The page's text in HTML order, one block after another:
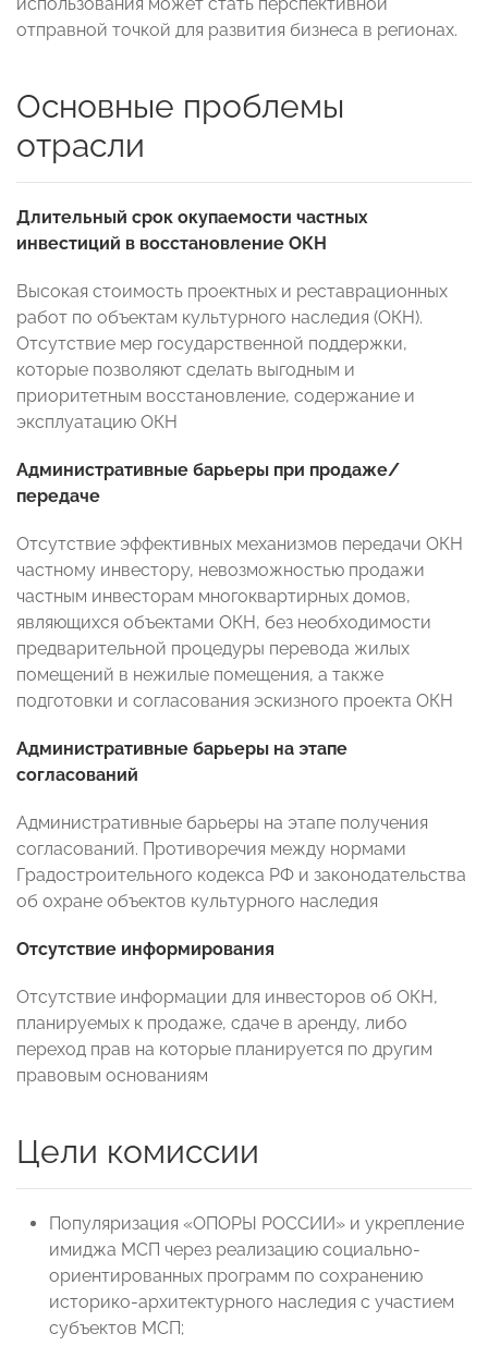
отправной точкой для развития бизнеса в регионах.
Основные проблемы
отрасли
Длительный срок окупаемости частных
инвестиций в восстановление ОКН
Высокая стоимость проектных и реставрационных
работ по объектам культурного наследия (ОКН).
Отсутствие мер государственной поддержки,
которые позволяют сделать выгодным и
приоритетным восстановление, содержание и
эксплуатацию ОКН
Административные барьеры при продаже/
передаче
Отсутствие эффективных механизмов передачи ОКН
частному инвестору, невозможностью продажи
частным инвесторам многоквартирных домов,
являющихся объектами ОКН, без необходимости
предварительной процедуры перевода жилых
помещений в нежилые помещения, а также
подготовки и согласования эскизного проекта ОКН
Административные барьеры на этапе
согласований
Административные барьеры на этапе получения
согласований. Противоречия между нормами
Градостроительного кодекса РФ и законодательства
об охране объектов культурного наследия
Отсутствие информирования
Отсутствие информации для инвесторов об ОКН,
планируемых к продаже, сдаче в аренду, либо
переход прав на которые планируется по другим
правовым основаниям
Цели комиссии
Популяризация «ОПОРЫ РОССИИ» и укрепление
имиджа МСП через реализацию социально-
ориентированных программ по сохранению
историко-архитектурного наследия с участием
субъектов МСП;